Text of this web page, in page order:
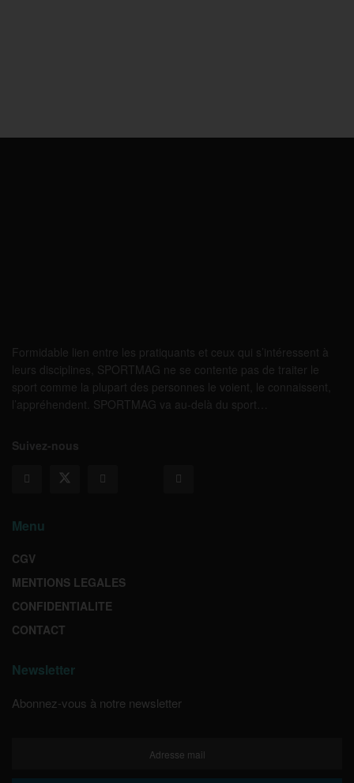
Formidable lien entre les pratiquants et ceux qui s’intéressent à
leurs disciplines, SPORTMAG ne se contente pas de traiter le
sport comme la plupart des personnes le voient, le connaissent,
l’appréhendent. SPORTMAG va au-delà du sport…
Suivez-nous
Menu
CGV
MENTIONS LEGALES
CONFIDENTIALITE
CONTACT
Newsletter
Abonnez-vous à notre newsletter